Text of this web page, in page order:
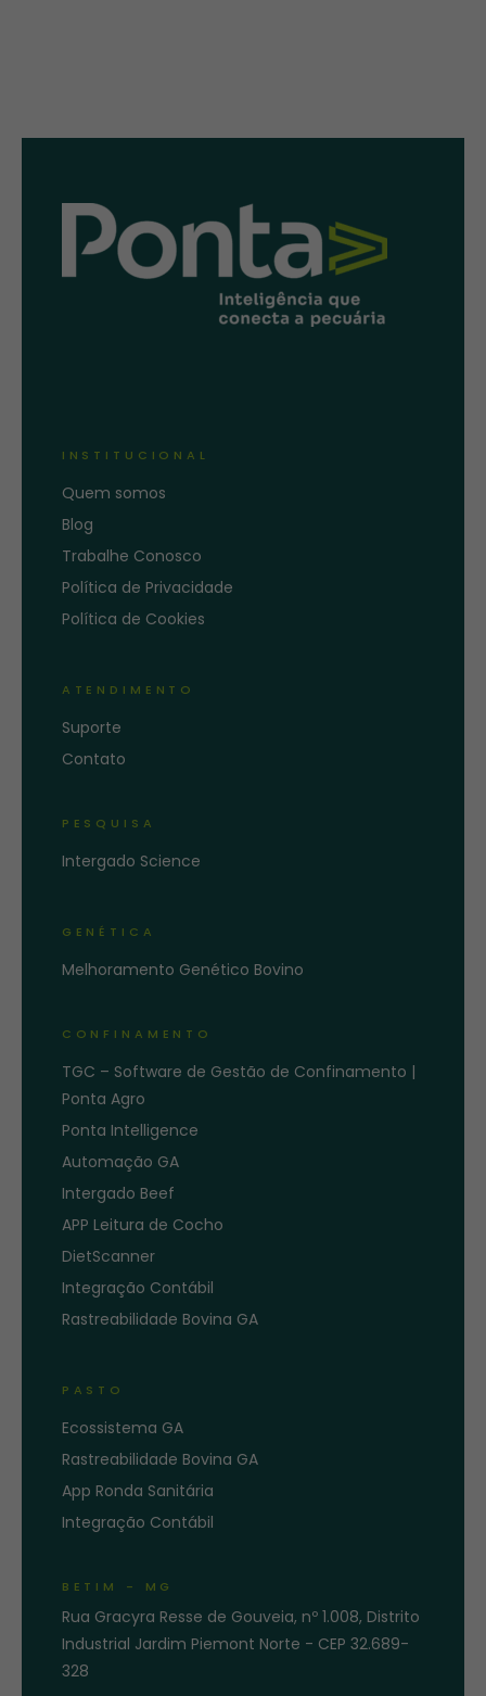
INSTITUCIONAL
Quem somos
Blog
Trabalhe Conosco
Política de Privacidade
Política de Cookies
ATENDIMENTO
Suporte
Contato
PESQUISA
Intergado Science
GENÉTICA
Melhoramento Genético Bovino
CONFINAMENTO
TGC – Software de Gestão de Confinamento |
Ponta Agro
Ponta Intelligence
Automação GA
Intergado Beef
APP Leitura de Cocho
DietScanner
Integração Contábil
Rastreabilidade Bovina GA
PASTO
Ecossistema GA
Rastreabilidade Bovina GA
App Ronda Sanitária
Integração Contábil
BETIM - MG
Rua Gracyra Resse de Gouveia, nº 1.008, Distrito
Industrial Jardim Piemont Norte - CEP 32.689-
328